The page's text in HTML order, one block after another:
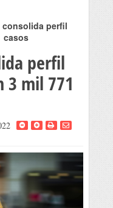
consolida perfil
casos
perfil
3 mil 771